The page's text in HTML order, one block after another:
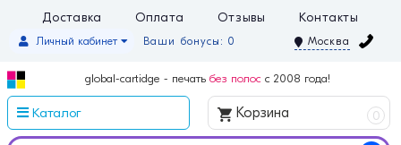
Доставка Оплата Отзывы Контакты
Ваши бонусы: 0
Личный кабинет Москва
global-cartidge - печать без полос с 2008 года!
Каталог Корзина 0